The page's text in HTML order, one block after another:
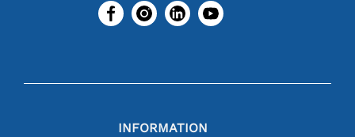
INFORMATION